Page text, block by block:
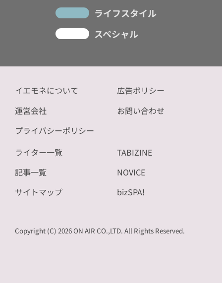
ライフスタイル
スペシャル
イエモネについて
運営会社
プライバシーポリシー
広告ポリシー
お問い合わせ
ライター一覧
記事一覧
サイトマップ
TABIZINE
NOVICE
bizSPA!
Copyright (C) 2026 ON AIR CO.,LTD. All Rights Reserved.